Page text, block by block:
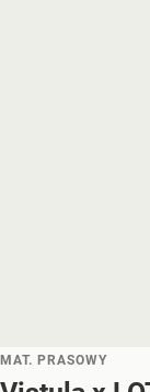
MAT. PRASOWY